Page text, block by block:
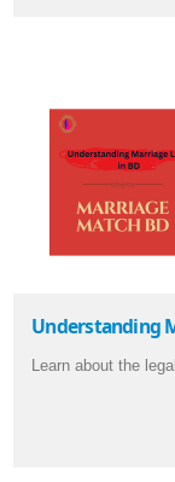
Understanding
Learn about the